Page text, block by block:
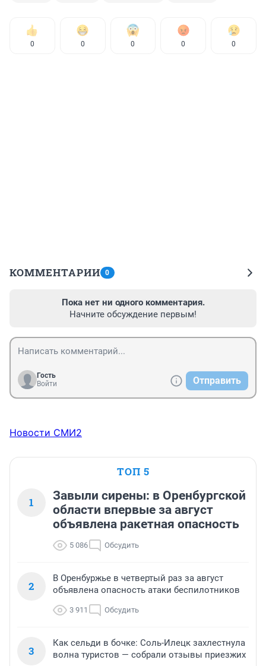
0 0 0 0 0
КОММЕНТАРИИ 0
Пока нет ни одного комментария.
Начните обсуждение первым!
Гость
Войти
Отправить
Новости СМИ2
ТОП 5
1
Завыли сирены: в Оренбургской
области впервые за август
объявлена ракетная опасность
5 086 Обсудить
2
В Оренбуржье в четвертый раз за август
объявлена опасность атаки беспилотников
3 911 Обсудить
3
Как сельди в бочке: Соль-Илецк захлестнула
волна туристов — собрали отзывы приезжих